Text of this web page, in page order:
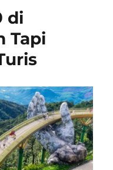
di
Tapi